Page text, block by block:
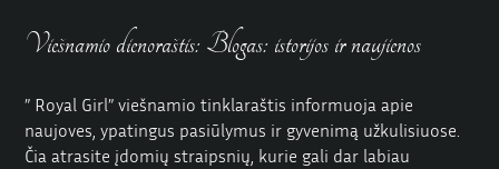
Viešnamio dienoraštis: Blogas: istorijos ir naujienos
” Royal Girl” viešnamio tinklaraštis informuoja apie
naujoves, ypatingus pasiūlymus ir gyvenimą užkulisiuose.
Čia atrasite įdomių straipsnių, kurie gali dar labiau